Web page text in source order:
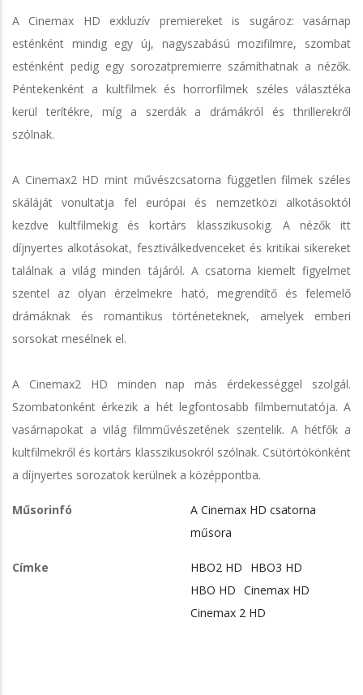
A Cinemax HD exkluzív premiereket is sugároz: vasárnap
esténként mindig egy új, nagyszabású mozifilmre, szombat
esténként pedig egy sorozatpremierre számíthatnak a nézők.
Péntekenként a kultfilmek és horrorfilmek széles választéka
kerül terítékre, míg a szerdák a drámákról és thrillerekről
szólnak.
A Cinemax2 HD mint művészcsatorna független filmek széles
skáláját vonultatja fel európai és nemzetközi alkotásoktól
kezdve kultfilmekig és kortárs klasszikusokig. A nézők itt
díjnyertes alkotásokat, fesztiválkedvenceket és kritikai sikereket
találnak a világ minden tájáról. A csatorna kiemelt figyelmet
szentel az olyan érzelmekre ható, megrendítő és felemelő
drámáknak és romantikus történeteknek, amelyek emberi
sorsokat mesélnek el.
A Cinemax2 HD minden nap más érdekességgel szolgál.
Szombatonként érkezik a hét legfontosabb filmbemutatója. A
vasárnapokat a világ filmművészetének szentelik. A hétfők a
kultfilmekről és kortárs klasszikusokról szólnak. Csütörtökönként
a díjnyertes sorozatok kerülnek a középpontba.
Műsorinfó
A Cinemax HD csatorna
műsora
Címke HBO2 HD
HBO3 HD
HBO HD Cinemax HD
Cinemax 2 HD